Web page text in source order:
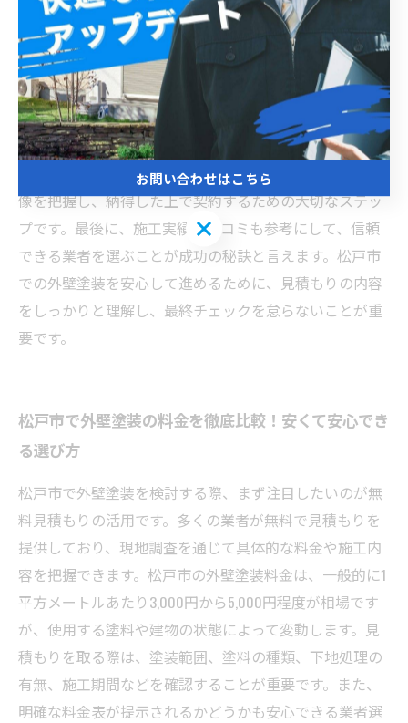
寄せることで、料金の相場を把握しやすくなります。松
戸市の外壁塗装の料金は、使用する塗料の種類や建物の
規模、下地処理の内容によって変動します。見積もり内
容は、塗料費、施工費、足場設置費など細かく分かれて
いるため、項目ごとに確認しましょう。特に、追加費用
が発生する可能性について事前に説明を受けることがト
ラブル回避につながります。無料見積もりは工事の全体
像を把握し、納得した上で契約するための大切なステッ
プです。最後に、施工実績や口コミも参考にして、信頼
できる業者を選ぶことが成功の秘訣と言えます。松戸市
での外壁塗装を安心して進めるために、見積もりの内容
をしっかりと理解し、最終チェックを怠らないことが重
要です。
松戸市で外壁塗装の料金を徹底比較！安くて安心でき
る選び方
松戸市で外壁塗装を検討する際、まず注目したいのが無
料見積もりの活用です。多くの業者が無料で見積もりを
提供しており、現地調査を通じて具体的な料金や施工内
容を把握できます。松戸市の外壁塗装料金は、一般的に1
平方メートルあたり3,000円から5,000円程度が相場です
が、使用する塗料や建物の状態によって変動します。見
積もりを取る際は、塗装範囲、塗料の種類、下地処理の
有無、施工期間などを確認することが重要です。また、
明確な料金表が提示されるかどうかも安心できる業者選
お問い合わせはこちら
お問い合わせはこちら